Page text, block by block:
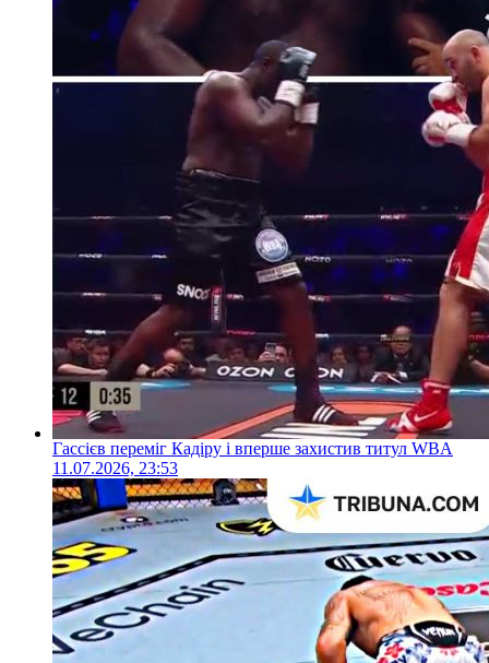
Гассієв переміг Кадіру і вперше захистив титул WBA
11.07.2026, 23:53